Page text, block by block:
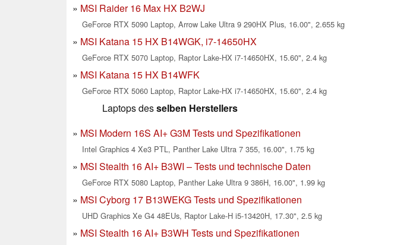
MSI Raider 16 Max HX B2WJ
GeForce RTX 5090 Laptop, Arrow Lake Ultra 9 290HX Plus, 16.00", 2.655 kg
MSI Katana 15 HX B14WGK, i7-14650HX
GeForce RTX 5070 Laptop, Raptor Lake-HX i7-14650HX, 15.60", 2.4 kg
MSI Katana 15 HX B14WFK
GeForce RTX 5060 Laptop, Raptor Lake-HX i7-14650HX, 15.60", 2.4 kg
Laptops desselben Herstellers
MSI Modern 16S AI+ G3M Tests und Spezifikationen
Intel Graphics 4 Xe3 PTL, Panther Lake Ultra 7 355, 16.00", 1.75 kg
MSI Stealth 16 AI+ B3WI – Tests und technische Daten
GeForce RTX 5080 Laptop, Panther Lake Ultra 9 386H, 16.00", 1.99 kg
MSI Cyborg 17 B13WEKG Tests und Spezifikationen
UHD Graphics Xe G4 48EUs, Raptor Lake-H i5-13420H, 17.30", 2.5 kg
MSI Stealth 16 AI+ B3WH Tests und Spezifikationen